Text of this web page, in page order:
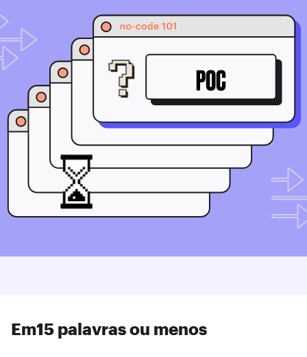
‍Em15 palavras ou menos